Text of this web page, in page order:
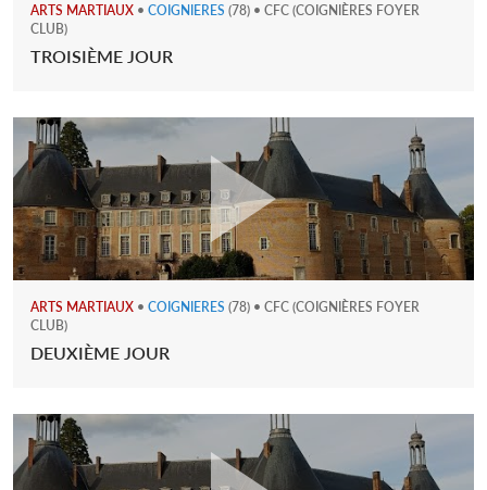
ARTS MARTIAUX • COIGNIERES (78) • CFC (COIGNIÈRES FOYER
CLUB)
TROISIÈME JOUR
ARTS MARTIAUX • COIGNIERES (78) • CFC (COIGNIÈRES FOYER
CLUB)
DEUXIÈME JOUR